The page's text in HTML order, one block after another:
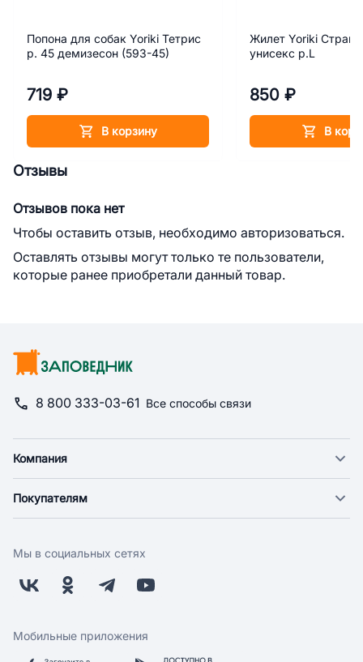
Попона для собак Yoriki Тетрис
р. 45 демизесон (593-45)
719 ₽
В корзину
Жилет Yoriki
унисекс р.L
850 ₽
В
Отзывы
Отзывов пока нет
Чтобы оставить отзыв, необходимо авторизоваться.
Оставлять отзывы могут только те пользователи,
которые ранее приобретали данный товар.
8 800 333-03-61 Все способы связи
Компания
Новости
Поставщикам
Заводчикам
Обратная связь
Покупателям
Оплата
Бонусная программа
Скидки и акции
Мы в социальных сетях
Мобильные приложения